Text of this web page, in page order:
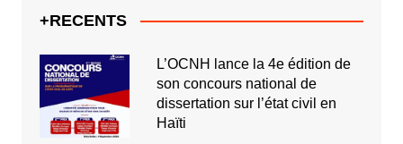
+RECENTS
L’OCNH lance la 4e édition de
son concours national de
dissertation sur l’état civil en
Haïti